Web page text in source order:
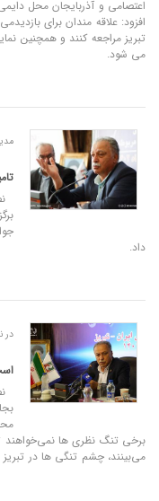
اعتصامی و آذربایجان محل
تبریز مراجعه کنند و همچنین
می شود.
داد.
در
برخی تنگ نظری ها نمی‌خواهند
می‌بینند، چشم تنگی ها در